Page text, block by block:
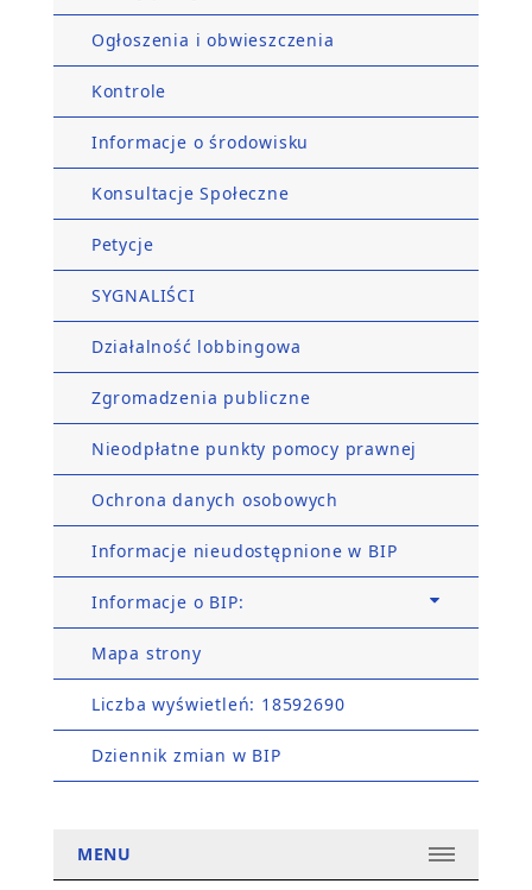
Ogłoszenia i obwieszczenia
Kontrole
Informacje o środowisku
Konsultacje Społeczne
Petycje
SYGNALIŚCI
Działalność lobbingowa
Zgromadzenia publiczne
Nieodpłatne punkty pomocy prawnej
Ochrona danych osobowych
Informacje nieudostępnione w BIP
Informacje o BIP:
Mapa strony
Liczba wyświetleń: 18592690
Dziennik zmian w BIP
MENU